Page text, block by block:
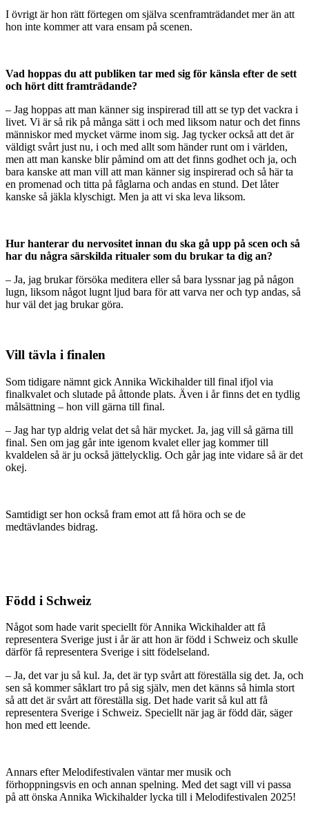
I övrigt är hon rätt förtegen om själva scenframträdandet mer än att
hon inte kommer att vara ensam på scenen.
Vad hoppas du att publiken tar med sig för känsla efter de sett
och hört ditt framträdande?
– Jag hoppas att man känner sig inspirerad till att se typ det vackra i
livet. Vi är så rik på många sätt i och med liksom natur och det finns
människor med mycket värme inom sig. Jag tycker också att det är
väldigt svårt just nu, i och med allt som händer runt om i världen,
men att man kanske blir påmind om att det finns godhet och ja, och
bara kanske att man vill att man känner sig inspirerad och så här ta
en promenad och titta på fåglarna och andas en stund. Det låter
kanske så jäkla klyschigt. Men ja att vi ska leva liksom.
Hur hanterar du nervositet innan du ska gå upp på scen och så
har du några särskilda ritualer som du brukar ta dig an?
– Ja, jag brukar försöka meditera eller så bara lyssnar jag på någon
lugn, liksom något lugnt ljud bara för att varva ner och typ andas, så
hur väl det jag brukar göra.
Vill tävla i finalen
Som tidigare nämnt gick Annika Wickihalder till final ifjol via
finalkvalet och slutade på åttonde plats. Även i år finns det en tydlig
målsättning – hon vill gärna till final.
– Jag har typ aldrig velat det så här mycket. Ja, jag vill så gärna till
final. Sen om jag går inte igenom kvalet eller jag kommer till
kvaldelen så är ju också jättelycklig. Och går jag inte vidare så är det
okej.
Samtidigt ser hon också fram emot att få höra och se de
medtävlandes bidrag.
Född i Schweiz
Något som hade varit speciellt för Annika Wickihalder att få
representera Sverige just i år är att hon är född i Schweiz och skulle
därför få representera Sverige i sitt födelseland.
– Ja, det var ju så kul. Ja, det är typ svårt att föreställa sig det. Ja, och
sen så kommer såklart tro på sig själv, men det känns så himla stort
så att det är svårt att föreställa sig. Det hade varit så kul att få
representera Sverige i Schweiz. Speciellt när jag är född där, säger
hon med ett leende.
Annars efter Melodifestivalen väntar mer musik och
förhoppningsvis en och annan spelning. Med det sagt vill vi passa
på att önska Annika Wickihalder lycka till i Melodifestivalen 2025!